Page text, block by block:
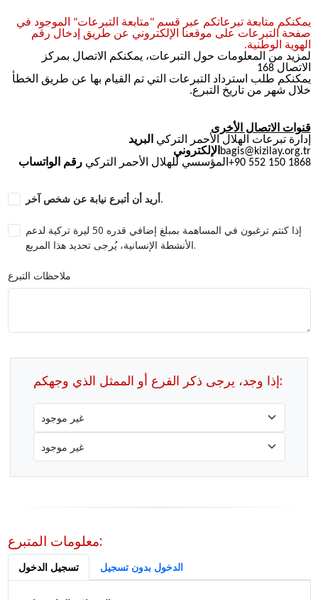
يمكنكم متابعة تبرعاتكم عبر قسم "متابعة التبرعات" الموجود في
صفحة التبرعات على موقعنا الإلكتروني عن طريق إدخال رقم
الهوية الوطنية.
لمزيد من المعلومات حول التبرعات، يمكنكم الاتصال بمركز
الاتصال 168
يمكنكم طلب استرداد التبرعات التي تم القيام بها عن طريق الخطأ
خلال شهر من تاريخ التبرع.
قنوات الاتصال الأخرى
إدارة تبرعات الهلال الأحمر التركيالبريد
الإلكترونيbagis@kizilay.org.tr
رقم الواتسابالمؤسسي للهلال الأحمر التركي+90 552 150 1868
أريد أن أتبرع نيابة عن شخص آخر.
إذا كنتم ترغبون في المساهمة بمبلغ إضافي قدره 50 ليرة تركية لدعم
الأنشطة الإنسانية، يُرجى تحديد هذا المربع.
ملاحظات التبرع
إذا وجد، يرجى ذكر الفرع أو الممثل الذي وجهكم:
معلومات المتبرع:
تسجيل الدخول الدخول بدون تسجيل